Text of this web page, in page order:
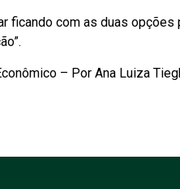
ficando com as duas
– Por Ana Luiza